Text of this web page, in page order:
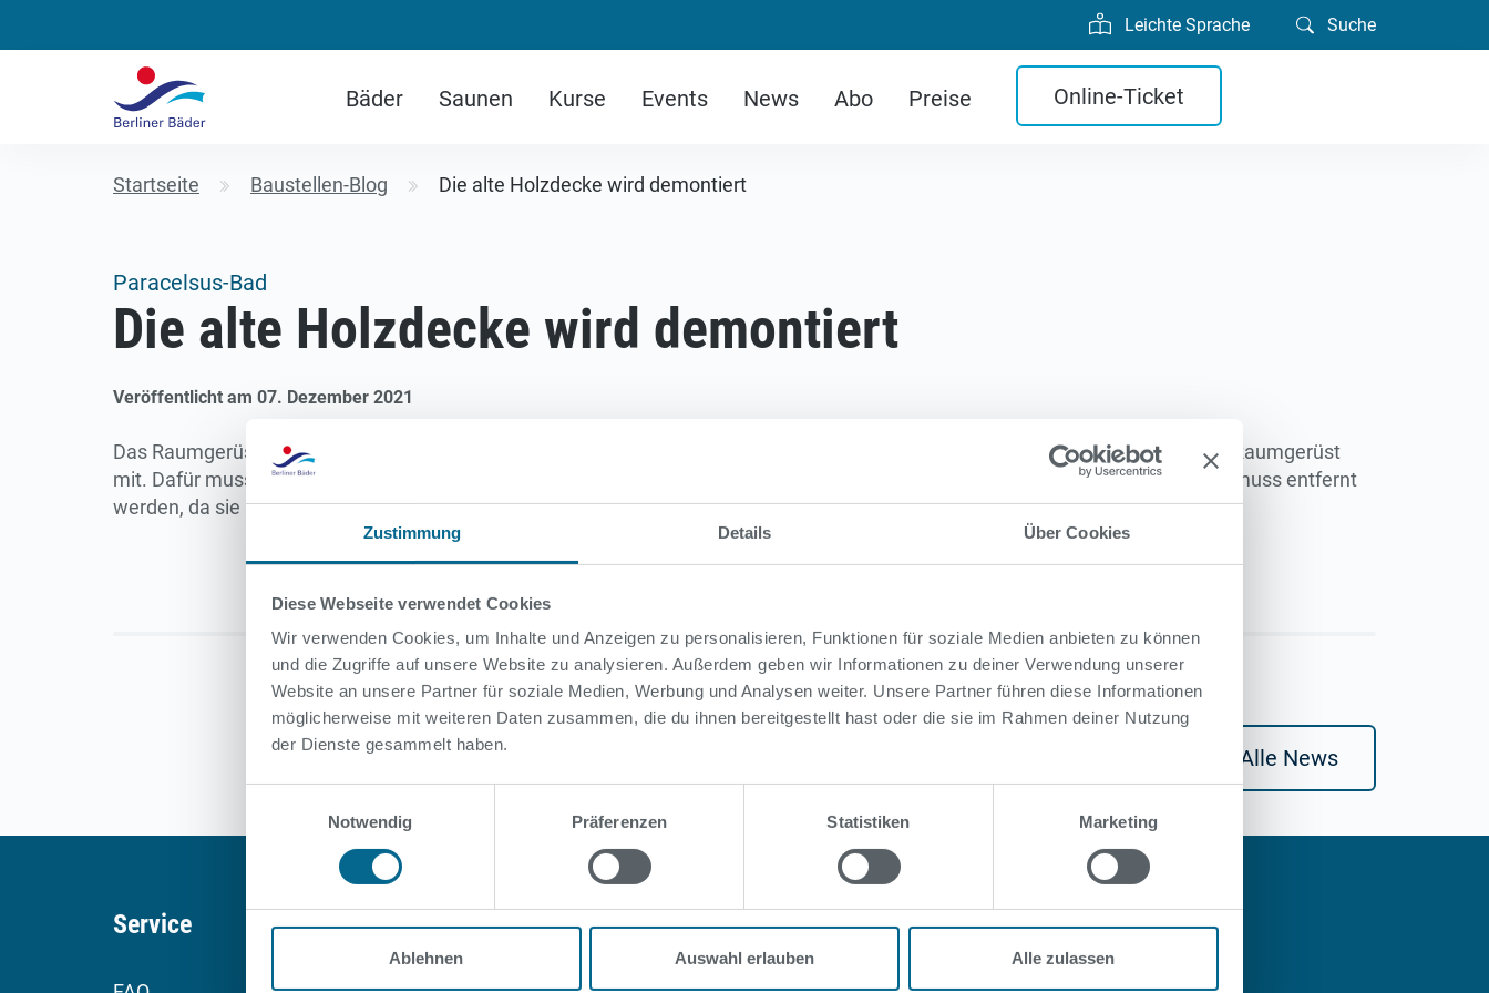
Zustimmung Details Über Cookies
Diese Webseite verwendet Cookies
Wir verwenden Cookies, um Inhalte und Anzeigen zu personalisieren, Funktionen für soziale Medien anbieten zu können
und die Zugriffe auf unsere Website zu analysieren. Außerdem geben wir Informationen zu deiner Verwendung unserer
Website an unsere Partner für soziale Medien, Werbung und Analysen weiter. Unsere Partner führen diese Informationen
möglicherweise mit weiteren Daten zusammen, die du ihnen bereitgestellt hast oder die sie im Rahmen deiner Nutzung
der Dienste gesammelt haben.
Notwendig
Präferenzen Statistiken Marketing
Ablehnen Auswahl erlauben Alle zulassen
Leichte Sprache Suche
Bäder Saunen Kurse Events News Abo Preise Online-Ticket
Startseite Baustellen-Blog Die alte Holzdecke wird demontiert
Paracelsus-Bad
Die alte Holzdecke wird demontiert
Veröffentlicht am 07. Dezember 2021
Das Raumgerüst steht. Es stellt sicher, dass die Bauleute an die Holzdecke unseres Bades herankommen. Die Tribüne trägt das Raumgerüst
mit. Dafür musste jeder Sitz einzeln mit Malervlies bedeckt und dann wie die Becken mit Holz geschützt werden. Die Holzdecke muss entfernt
werden, da sie nicht mehr dem Brandschutz entspricht.
Alle News
Service Über uns